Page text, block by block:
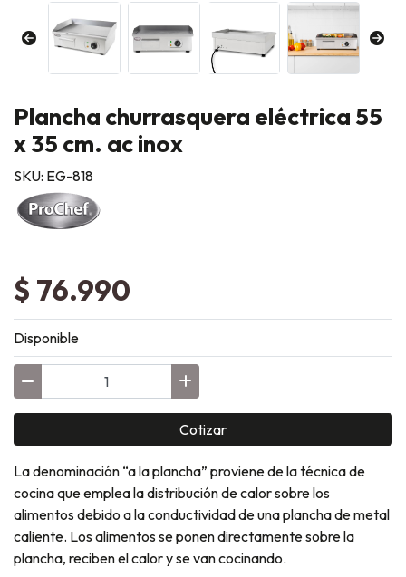
Plancha churrasquera eléctrica 55
x 35 cm. ac inox
SKU: EG-818
$ 76.990
Disponible
Cotizar
La denominación “a la plancha” proviene de la técnica de
cocina que emplea la distribución de calor sobre los
alimentos debido a la conductividad de una plancha de metal
caliente. Los alimentos se ponen directamente sobre la
plancha, reciben el calor y se van cocinando.